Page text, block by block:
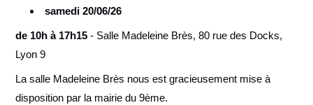
samedi 20/06/26
de 10h à 17h15 - Salle Madeleine Brès, 80 rue des Docks,
Lyon 9
La salle Madeleine Brès nous est gracieusement mise à
disposition par la mairie du 9ème.